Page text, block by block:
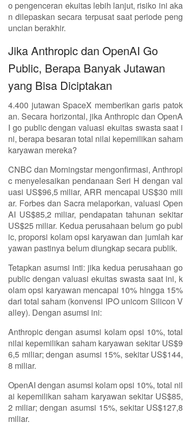
o pengenceran ekuitas lebih lanjut, risiko ini aka
n dilepaskan secara terpusat saat periode peng
uncian berakhir.
Jika Anthropic dan OpenAI Go
Public, Berapa Banyak Jutawan
yang Bisa Diciptakan
4.400 jutawan SpaceX memberikan garis patok
an. Secara horizontal, jika Anthropic dan OpenA
I go public dengan valuasi ekuitas swasta saat i
ni, berapa besaran total nilai kepemilikan saham
karyawan mereka?
CNBC dan Morningstar mengonfirmasi, Anthropi
c menyelesaikan pendanaan Seri H dengan val
uasi US$96,5 miliar, ARR mencapai US$30 mili
ar. Forbes dan Sacra melaporkan, valuasi Open
AI US$85,2 miliar, pendapatan tahunan sekitar
US$25 miliar. Kedua perusahaan belum go publ
ic, proporsi kolam opsi karyawan dan jumlah kar
yawan pastinya belum diungkap secara publik.
Tetapkan asumsi inti: jika kedua perusahaan go
public dengan valuasi ekuitas swasta saat ini, k
olam opsi karyawan mencapai 10% hingga 15%
dari total saham (konvensi IPO unicorn Silicon V
alley). Dengan asumsi ini:
Anthropic dengan asumsi kolam opsi 10%, total
nilai kepemilikan saham karyawan sekitar US$9
6,5 miliar; dengan asumsi 15%, sekitar US$144,
8 miliar.
OpenAI dengan asumsi kolam opsi 10%, total nil
ai kepemilikan saham karyawan sekitar US$85,
2 miliar; dengan asumsi 15%, sekitar US$127,8
miliar.